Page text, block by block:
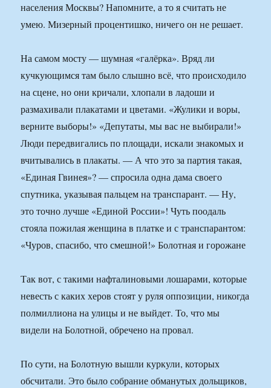
населения Москвы? Напомните, а то я считать не
умею. Мизерный процентишко, ничего он не решает.
На самом мосту — шумная «галёрка». Вряд ли
кучкующимся там было слышно всё, что происходило
на сцене, но они кричали, хлопали в ладоши и
размахивали плакатами и цветами. «Жулики и воры,
верните выборы!» «Депутаты, мы вас не выбирали!»
Люди передвигались по площади, искали знакомых и
вчитывались в плакаты. — А что это за партия такая,
«Единая Гвинея»? — спросила одна дама своего
спутника, указывая пальцем на транспарант. — Ну,
это точно лучше «Единой России»! Чуть поодаль
стояла пожилая женщина в платке и с транспарантом:
«Чуров, спасибо, что смешной!» Болотная и горожане
Так вот, с такими нафталиновыми лошарами, которые
невесть с каких херов стоят у руля оппозиции, никогда
полмиллиона на улицы и не выйдет. То, что мы
видели на Болотной, обречено на провал.
По сути, на Болотную вышли куркули, которых
обсчитали. Это было собрание обманутых дольщиков,